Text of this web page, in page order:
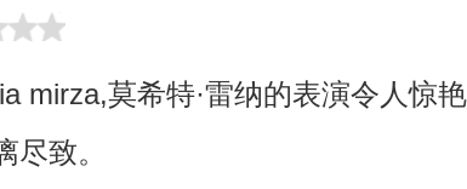
mirza,莫希特·雷纳的表演令人惊
尽致。